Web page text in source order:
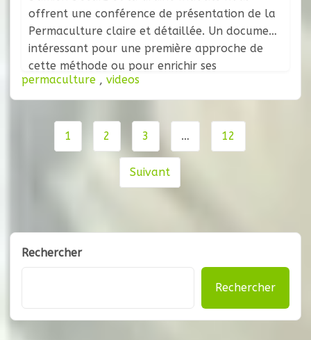
offrent une conférence de présentation de la
Permaculture claire et détaillée. Un document
intéressant pour une première approche de
cette méthode ou pour enrichir ses
connaissances. Mise en ligne par TV Provence
Verte. Nous vous invitons à découvrir le site
permaculture , videos
Navigation
1 2 3 … 12
Suivant
Rechercher
Rechercher